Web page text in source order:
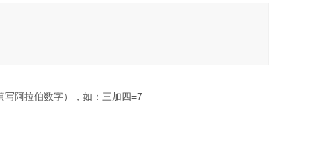
写阿拉伯数字），如：三加四=7